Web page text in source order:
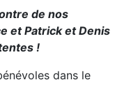
de nos
et Patrick et Denis
!
dans le